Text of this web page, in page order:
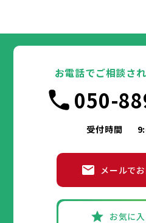
お電話でご相談さ
050-
受付時間
メールで
お気に